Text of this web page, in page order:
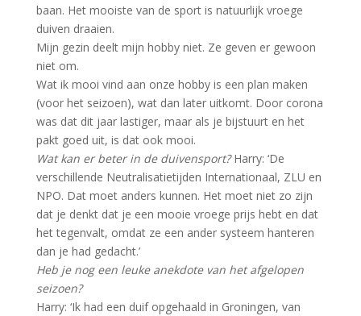
baan. Het mooiste van de sport is natuurlijk vroege
duiven draaien.
Mijn gezin deelt mijn hobby niet. Ze geven er gewoon
niet om.
Wat ik mooi vind aan onze hobby is een plan maken
(voor het seizoen), wat dan later uitkomt. Door corona
was dat dit jaar lastiger, maar als je bijstuurt en het
pakt goed uit, is dat ook mooi.
Wat kan er beter in de duivensport?Harry: ‘De
verschillende Neutralisatietijden Internationaal, ZLU en
NPO. Dat moet anders kunnen. Het moet niet zo zijn
dat je denkt dat je een mooie vroege prijs hebt en dat
het tegenvalt, omdat ze een ander systeem hanteren
dan je had gedacht.’
Heb je nog een leuke anekdote van het afgelopen
seizoen?
Harry: ‘Ik had een duif opgehaald in Groningen, van